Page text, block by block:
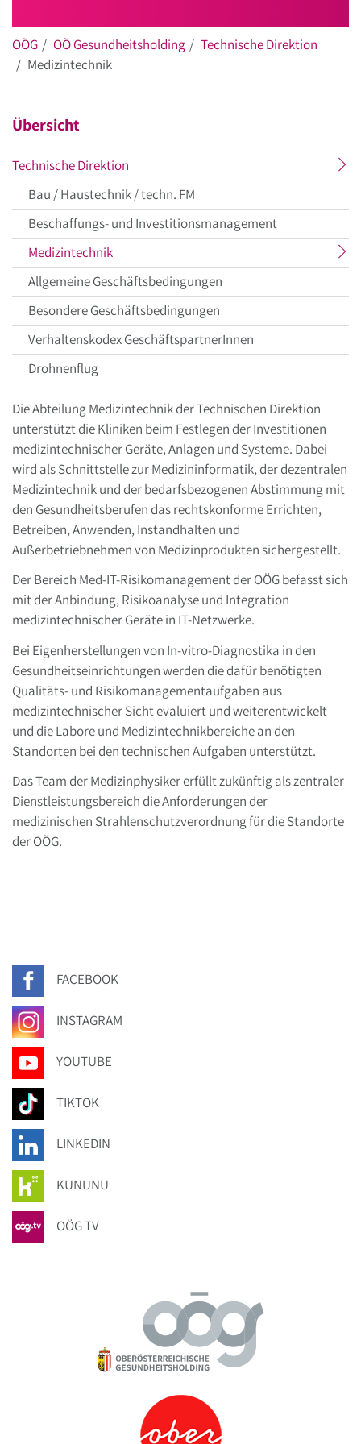
OÖG OÖ Gesundheitsholding
Technische Direktion
Medizintechnik
Übersicht
Technische Direktion
Menüpunkt
Bau / Haustechnik / techn. FM
Beschaffungs- und Investitionsmanagement
Medizintechnikaktueller
Menüpunkt
Allgemeine Geschäftsbedingungen
Besondere Geschäftsbedingungen
Verhaltenskodex GeschäftspartnerInnen
Drohnenflug
Die Abteilung Medizintechnik der Technischen Direktion
unterstützt die Kliniken beim Festlegen der Investitionen
medizintechnischer Geräte, Anlagen und Systeme. Dabei
wird als Schnittstelle zur Medizininformatik, der dezentralen
Medizintechnik und der bedarfsbezogenen Abstimmung mit
den Gesundheitsberufen das rechtskonforme Errichten,
Betreiben, Anwenden, Instandhalten und
Außerbetriebnehmen von Medizinprodukten sichergestellt.
Der Bereich Med-IT-Risikomanagement der OÖG befasst sich
mit der Anbindung, Risikoanalyse und Integration
medizintechnischer Geräte in IT-Netzwerke.
Bei Eigenherstellungen von In-vitro-Diagnostika in den
Gesundheitseinrichtungen werden die dafür benötigten
Qualitäts- und Risikomanagementaufgaben aus
medizintechnischer Sicht evaluiert und weiterentwickelt
und die Labore und Medizintechnikbereiche an den
Standorten bei den technischen Aufgaben unterstützt.
Das Team der Medizinphysiker erfüllt zukünftig als zentraler
Dienstleistungsbereich die Anforderungen der
medizinischen Strahlenschutzverordnung für die Standorte
der OÖG.
FACEBOOK
INSTAGRAM
YOUTUBE
TIKTOK
LINKEDIN
KUNUNU
OÖG TV